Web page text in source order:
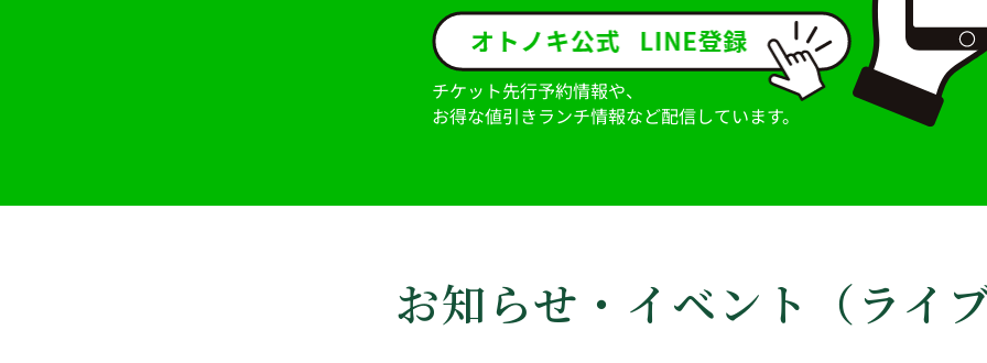
チケット先行予約情報や、
お得な値引きランチ情報など配信しています。
お知らせ・イベント（ライ